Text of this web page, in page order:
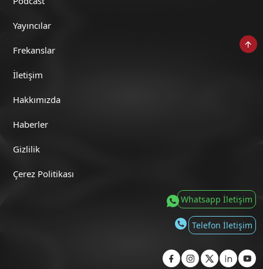
Yayıncılar
Frekanslar
İletişim
Hakkımızda
Haberler
Gizlilik
Çerez Politikası
Whatsapp İletişim
Telefon İletişim